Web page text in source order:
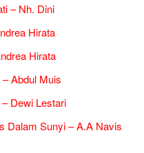
– Nh. Dini
Hirata
Hirata
Abdul Muis
Dewi Lestari
Dalam Sunyi – A.A Navis